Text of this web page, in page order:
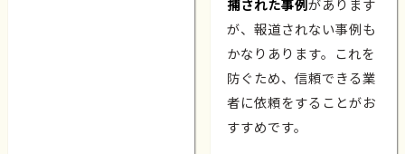
捕された事例があります
が、報道されない事例も
かなりあります。これを
防ぐため、信頼できる業
者に依頼をすることがお
すすめです。